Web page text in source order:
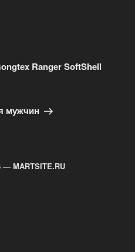
Ranger SoftShell
мужчин
MARTSITE.RU